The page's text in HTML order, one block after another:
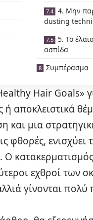
4. Μην
dusting
5. Το
ασπίδα
Συμπέρασμα
Hair Goals»
αποκλειστικά
και μια
φθορές, ενισχύει
Ο
εχθροί
γίνονται